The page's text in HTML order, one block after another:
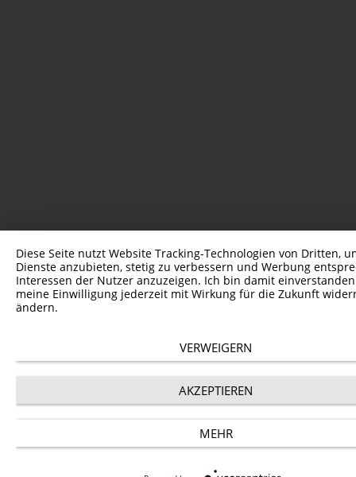
Diese Seite nutzt Website Tracking-Technologien von Dritten,
Dienste anzubieten, stetig zu verbessern und Werbung
Interessen der Nutzer anzuzeigen. Ich bin damit
meine Einwilligung jederzeit mit Wirkung für die Zukunft
ändern.
VERWEIGERN
AKZEPTIEREN
MEHR